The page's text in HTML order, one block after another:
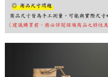
https://aftee.tw/terms/#terms3
３．未成年的使用者請事先徵得法定
「AFTEE先享後付」，若未經同意
５．嚴禁一人註冊多個帳號或使用他
恩沛科技股份有限公司將有權停止該